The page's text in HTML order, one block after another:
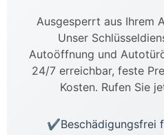
Ausgesperrt aus Ihrem
Unser
Autoöffnung und
24/7 erreichbar, feste
Kosten. Rufen Sie
Beschädigungsfrei